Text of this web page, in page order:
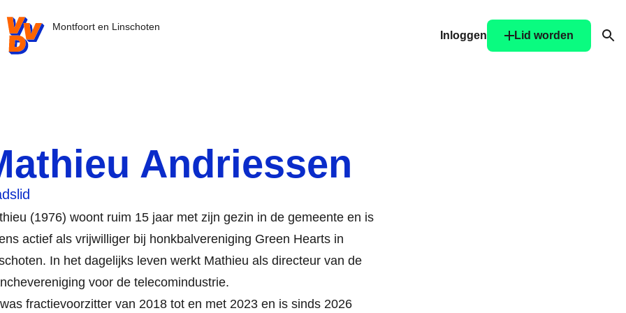
VVD.nl - Ga naar de homepage
Montfoort en Linschoten
Inloggen
Lid worden
Andriessen
(1976) woont ruim 15 jaar met zijn gezin in de gemeente en is
actief als vrijwilliger bij honkbalvereniging Green Hearts in
In het dagelijks leven werkt Mathieu als directeur van de
voor de telecomindustrie.
fractievoorzitter van 2018 tot en met 2023 en is sinds 2026